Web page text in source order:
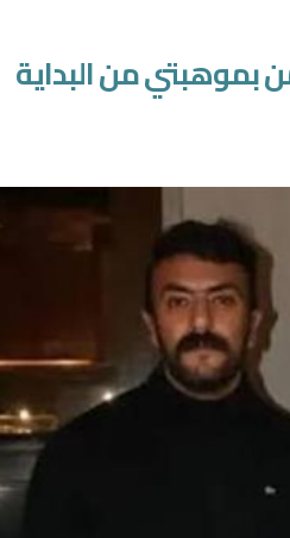
بموهبتي من البداية